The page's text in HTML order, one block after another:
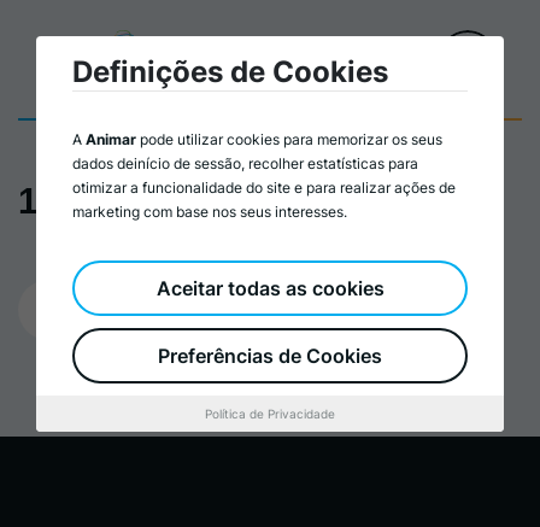
170 Ações Diárias
28/02/2023
Definições de Cookies
A Animar pode utilizar cookies para memorizar os seus
dados deinício de sessão, recolher estatísticas para
otimizar a funcionalidade do site e para realizar ações de
marketing com base nos seus interesses.
Preferências de Cookies
Aceitar todas as cookies
Política de Privacidade